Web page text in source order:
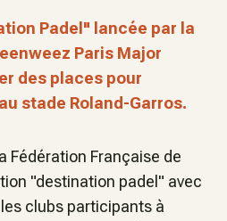
Padel" lancée par la
Paris Major
des places pour
stade Roland-Garros.
Fédération Française de
"destination padel" avec
clubs participants à